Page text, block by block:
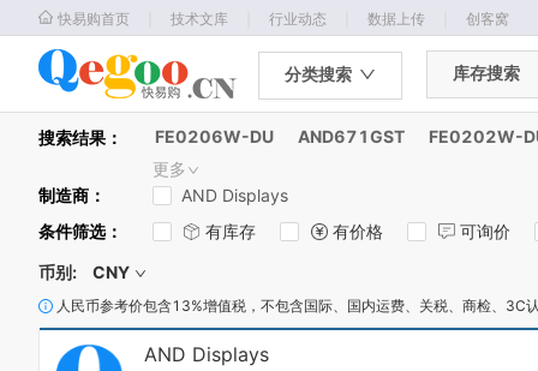
快易购首页 技术文库 行业动态 数据上传 创客窝
分类搜索 库存搜索
搜索结果： FE0206W-DU AND671GST FE0202W-
更多
制造商 ：
AND Displays
条件筛选： 有库存 有价格
可询价
币别:
CNY
人民币参考价包含13%增值税，不包含国际、国内运费、关税、商检、3C
AND Displays